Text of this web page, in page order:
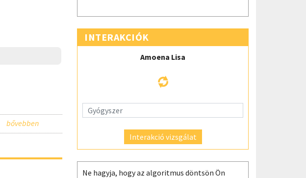
INTERAKCIÓK
Amoena Lisa
Interakció vizsgálat
Ne hagyja, hogy az algoritmus döntsön Ön